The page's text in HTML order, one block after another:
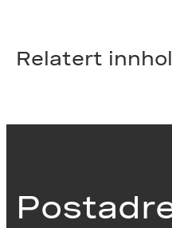
Relatert